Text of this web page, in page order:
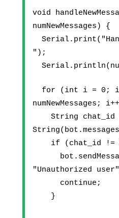
void
numNewMessages) {
");
for (int i = 0; i
numNewMessages;
String chat_id
if (chat_id !=
"Unauthorized
continue;
}